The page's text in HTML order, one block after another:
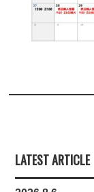
LATEST ARTICLE